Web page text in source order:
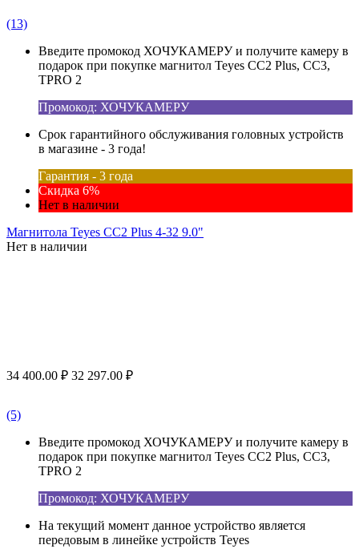
(13)
Введите промокод ХОЧУКАМЕРУ и получите камеру в
подарок при покупке магнитол Teyes CC2 Plus, CC3,
TPRO 2
Промокод: ХОЧУКАМЕРУ
Срок гарантийного обслуживания головных устройств
в магазине - 3 года!
Гарантия - 3 года
Скидка 6%
Нет в наличии
Магнитола Teyes CC2 Plus 4-32 9.0"
Нет в наличии
34 400.00 ₽ 32 297.00 ₽
(5)
Введите промокод ХОЧУКАМЕРУ и получите камеру в
подарок при покупке магнитол Teyes CC2 Plus, CC3,
TPRO 2
Промокод: ХОЧУКАМЕРУ
На текущий момент данное устройство является
передовым в линейке устройств Teyes